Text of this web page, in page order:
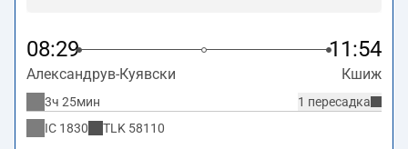
08:29 11:54
Александрув-Куявски Кшиж
1 пересадка
3ч 25мин
IC 1830 TLK 58110